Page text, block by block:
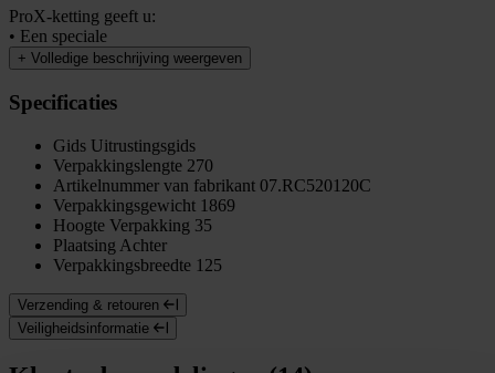
ProX-ketting geeft u:
• Een speciale
+ Volledige beschrijving weergeven
Specificaties
Gids Uitrustingsgids
Verpakkingslengte 270
Artikelnummer van fabrikant 07.RC520120C
Verpakkingsgewicht 1869
Hoogte Verpakking 35
Plaatsing Achter
Verpakkingsbreedte 125
Verzending & retouren
Veiligheidsinformatie